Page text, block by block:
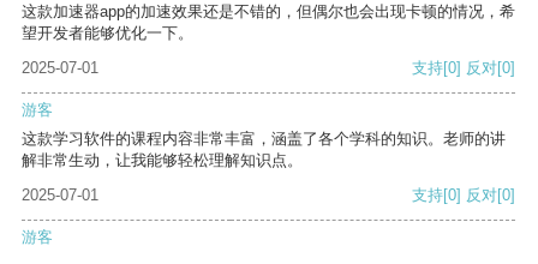
这款加速器app的加速效果还是不错的，但偶尔也会出现卡顿的情况，希
望开发者能够优化一下。
2025-07-01
支持[0] 反对[0]
游客
这款学习软件的课程内容非常丰富，涵盖了各个学科的知识。老师的讲
解非常生动，让我能够轻松理解知识点。
2025-07-01
支持[0] 反对[0]
游客